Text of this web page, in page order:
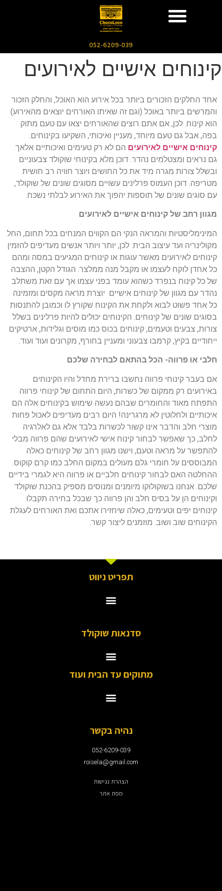
052-6209-039
קינוחים אישיים לאירועים
אחד החלקים הזכורים ביותר בכל אירוע הוא האוכל, והחלק הזכור
והמרשים ביותר באוכל (וגם זה שאיתו האורחים יוצאים מהאירוע)
הוא קינוח. לכן, אם אתם רוצים שהאורחים יצאו עם טעם מתוק
בפה, אבל גם טעם מיוחד, מעניין ואיכותי, השקיעו בקינוחים.
קינוחים אישיים לאירועים הם לא רק טעימים ואיכותיים אלאך
גם נראים ומצטלמים נהדר. דוכן מלא בקינוחי שוקולד צבעוניים
ובשלל צורות מגרה מיד את כל החושים ויוצר חוויה רב חושית
מטריפה. דוכן העמוס פרלינים עשויים מסוגים שונים של שוקולד,
עם סוגים שונים של תוספות יהפוך את האירוע לבלתי נשכח.
מגוון רחב של קינוחים אישיים לאירועים
המינימליסטיות והמראה הנקי הם הקווים המנחים בכל תחום, החל
מקולינריה ועד עיצוב הבית. לכן, יותר ויותר אנשים מעדיפים להזמין
קינוחים לאירועים מאשר עוגות או קינוחים המגיעים במסה ומהם
כל אחדן לוקח לעצמו או מקבל מנה ממלצר. הגודל הקטן, ההצבה
של כל קינוח בנפרד כשהוא עומד בפני עצמו אך עם זאת משתלב
נהדר עם מגוון של קינוחים אישיים יוצרת מראה מקסים ומזמינה
כל אחד פשוט לבוא ולקחת את הקינוח שקורץ לו וכמובן להתנסות
בסוגים שונים של קינוחים. הקינוחים יכולים להיות פרלינים בשלל
צורות, צבעים וטעמים, קינוחים בכוס כמו מוסים וגלידות, ארטיקים
ייחודיים בקיץ, קרמבו צבעוני ומעניין בחורף, מקרונים ועוד ועוד.
חלבי או פרווה- הכל בהתאם לבחירה שלכם
אם בעבר קינוחי פרווה נחשבו ברירת מחדל והיו הקינוחים
באירועים רק ממקום של כשרות, היום התחום של קינוחי פרווה
התפתח מאוד והחומרים שבהם נעשה שימוש בקינוחים אלה הם
איכותיים ולחלוטין לא מרגרינה! היום רבים מעדיפים לאכול פחות
מוצרי חלב והדבר אינו קשור לכשרות בלבד אלא גם לאלרגיה
לחלב, כך שאפשר לבחור קינוח אישי לאירועים שהם פרווה מבלי
להתפשר על מראה וטעם, וישנו מגוון רחב של קינוחים כאלה
המבוססים על חומרי גלם מעולים במקום החלב כמו קרם קוקוס.
ההחלטה האם לבחור קינוחים חלביים או פרווה היא לגמרי בידיים
שלכם. אנחנו בשוקולוקו מיומנים ומנוסים מספיק בהכנת שוקולד
וקינוחים הן על בסיס חלב והן פרווה כך שבכל בחירה תקבלו
קינוחים יפים וטעימים, כאלה שיחזירו אתכם ואת האורחים לעגלת
הקינוחים שוב ושוב. מוזמנים ליצור קשר.
תפריט ניווט
סדנאות שוקולד
מתוקים עד הבית ועוד
נהיה בקשר
052-6209-039
roisela@gmail.com
הצהרת נגישות
מפת אתר